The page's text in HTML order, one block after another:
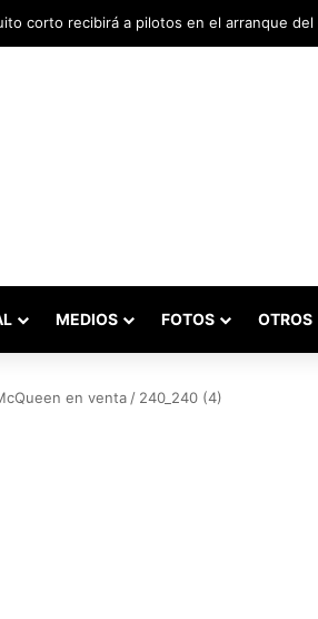
corto recibirá a pilotos en el arranque del
MEDIOS FOTOS OTROS
en venta / 240_240 (4)